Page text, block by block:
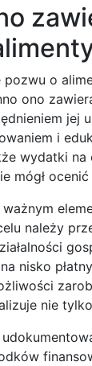
pozwu o
ono
jej
i
wydatki na
mógł
ważnym
należy
nisko
nie